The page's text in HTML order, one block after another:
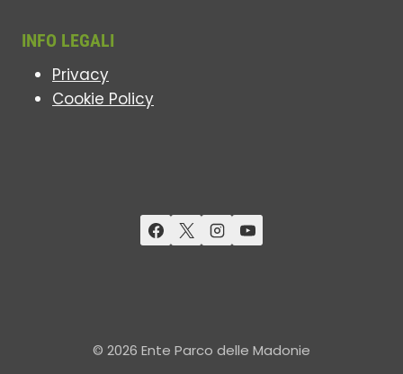
INFO LEGALI
Privacy
Cookie Policy
© 2026 Ente Parco delle Madonie